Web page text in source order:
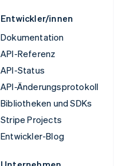
Entwickler/innen
Dokumentation
API-Referenz
API-Status
API-Änderungsprotokoll
Bibliotheken und SDKs
Stripe Projects
Entwickler-Blog